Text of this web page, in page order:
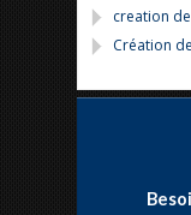
creation
Création